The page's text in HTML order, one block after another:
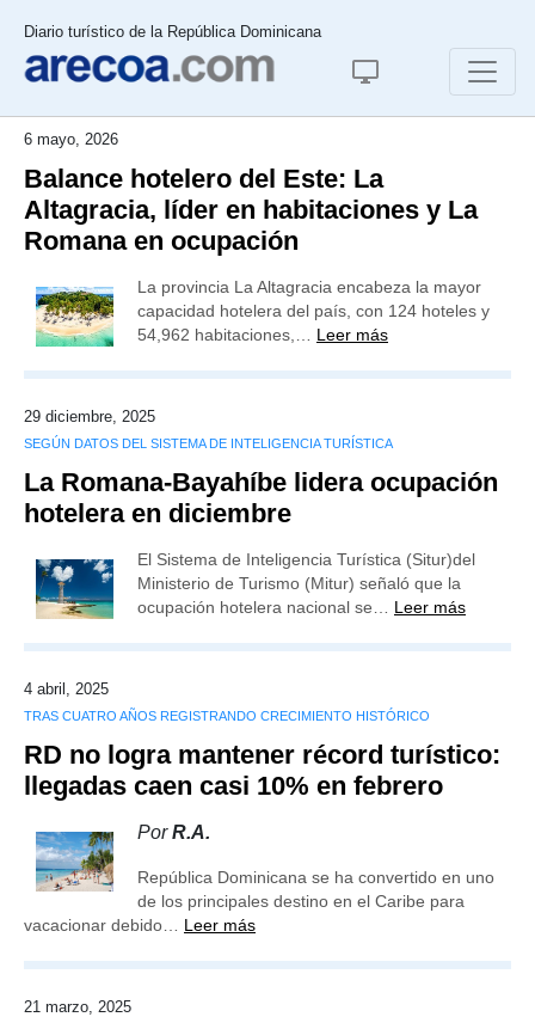
Diario turístico de la República Dominicana
6 mayo, 2026
Balance hotelero del Este: La
Altagracia, líder en habitaciones y La
Romana en ocupación
La provincia La Altagracia encabeza la mayor
capacidad hotelera del país, con 124 hoteles y
54,962 habitaciones,… Leer más
29 diciembre, 2025
SEGÚN DATOS DEL SISTEMA DE INTELIGENCIA TURÍSTICA
La Romana-Bayahíbe lidera ocupación
hotelera en diciembre
El Sistema de Inteligencia Turística (Situr)del
Ministerio de Turismo (Mitur) señaló que la
ocupación hotelera nacional se… Leer más
4 abril, 2025
TRAS CUATRO AÑOS REGISTRANDO CRECIMIENTO HISTÓRICO
RD no logra mantener récord turístico:
llegadas caen casi 10% en febrero
PorR.A.
República Dominicana se ha convertido en uno
de los principales destino en el Caribe para
vacacionar debido… Leer más
21 marzo, 2025